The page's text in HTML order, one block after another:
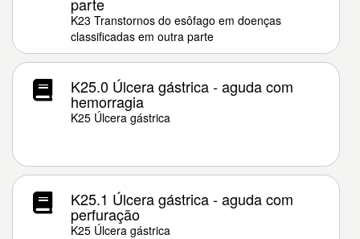
K23 Transtornos do esôfago em doenças
classificadas em outra parte
K25.0 Úlcera gástrica - aguda com
hemorragia
K25 Úlcera gástrica
K25.1 Úlcera gástrica - aguda com
perfuração
K25 Úlcera gástrica